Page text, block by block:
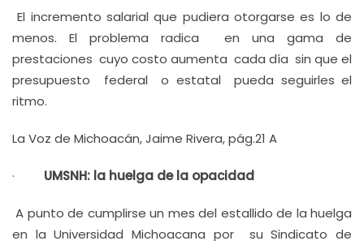
El incremento salarial que pudiera otorgarse es lo de
menos. El problema radica en una gama de
prestaciones cuyo costo aumenta cada día sin que el
presupuesto federal o estatal pueda seguirles el
ritmo.
La Voz de Michoacán, Jaime Rivera, pág.21 A
· UMSNH: la huelga de la opacidad
A punto de cumplirse un mes del estallido de la huelga
en la Universidad Michoacana por su Sindicato de